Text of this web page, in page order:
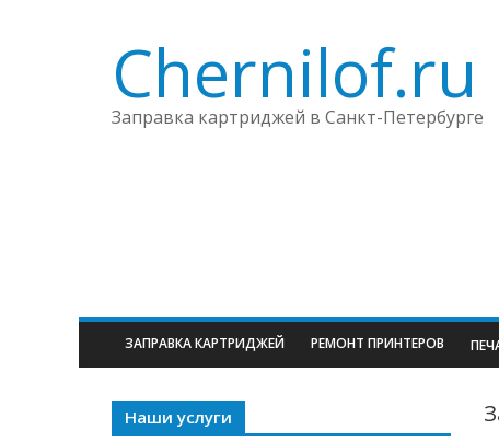
Chernilof.ru
Заправка картриджей в Санкт-Петербурге
ЗАПРАВКА КАРТРИДЖЕЙ РЕМОНТ ПРИНТЕРОВ
Наши услуги